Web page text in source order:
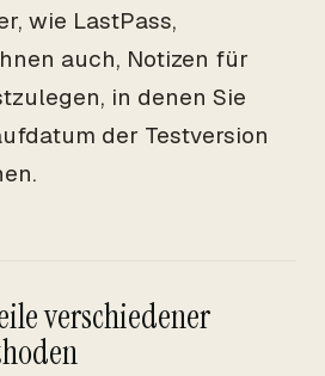
wie LastPass,
auch, Notizen für
in denen Sie
der Testversion
verschiedener